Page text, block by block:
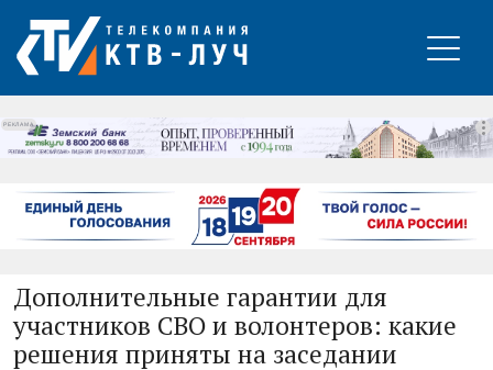
РЕКЛАМА
Дополнительные гарантии для
участников СВО и волонтеров: какие
решения приняты на заседании